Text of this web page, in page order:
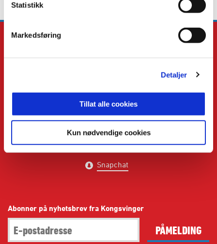
Statistikk
Markedsføring
Detaljer
Tillat alle cookies
Kun nødvendige cookies
Kontakt oss
Facebook Instagram Twitter
Snapchat
Abonner på nyhetsbrev fra Kongsvinger
PÅMELDING